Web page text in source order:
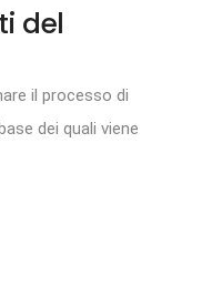
del
il processo di
dei quali viene